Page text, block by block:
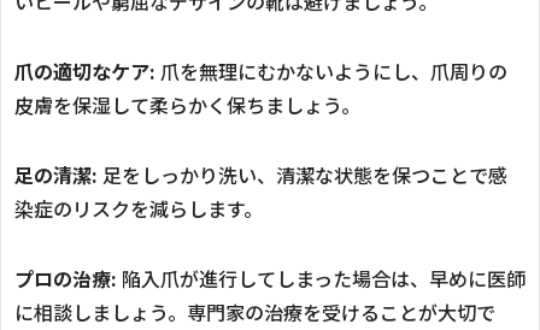
爪の適切なケア: 爪を無理にむかないようにし、爪周りの
皮膚を保湿して柔らかく保ちましょう。
足の清潔: 足をしっかり洗い、清潔な状態を保つことで感
染症のリスクを減らします。
プロの治療: 陥入爪が進行してしまった場合は、早めに医師
に相談しましょう。専門家の治療を受けることが大切で